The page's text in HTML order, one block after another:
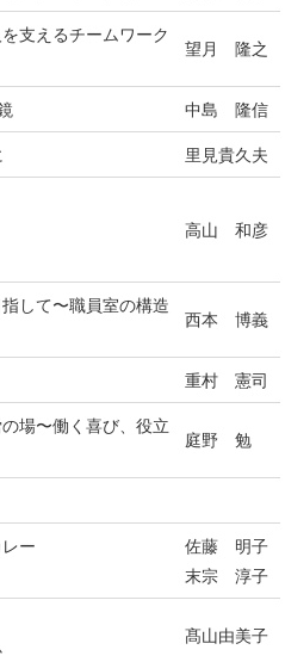
支えるチームワーク
望月 隆之
中島 隆信
里見貴久夫
高山 和彦
して〜職員室の構造
西本 博義
重村 憲司
場〜働く喜び、役立
庭野 勉
ー
佐藤 明子
末宗 淳子
髙山由美子